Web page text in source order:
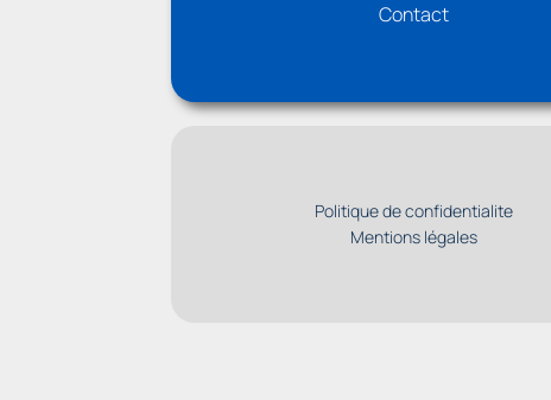
Contact
Politique de confidentialite
Mentions légales